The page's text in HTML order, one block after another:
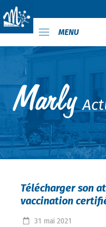
MENU
Télécharger son
vaccination
31 mai 2021